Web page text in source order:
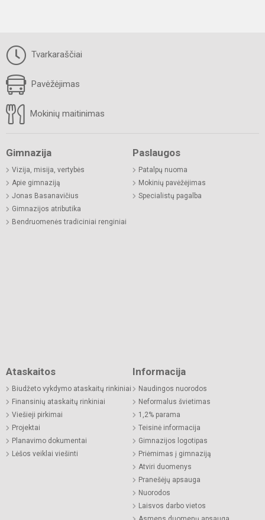
Tvarkaraščiai
Pavėžėjimas
Mokinių maitinimas
Gimnazija
Vizija, misija, vertybės
Apie gimnaziją
Jonas Basanavičius
Gimnazijos atributika
Bendruomenės tradiciniai renginiai
Paslaugos
Patalpų nuoma
Mokinių pavėžėjimas
Specialistų pagalba
Ataskaitos
Biudžeto vykdymo ataskaitų rinkiniai
Finansinių ataskaitų rinkiniai
Viešieji pirkimai
Projektai
Planavimo dokumentai
Lėšos veiklai viešinti
Informacija
Naudingos nuorodos
Neformalus švietimas
1,2% parama
Teisinė informacija
Gimnazijos logotipas
Priėmimas į gimnaziją
Atviri duomenys
Pranešėjų apsauga
Nuorodos
Laisvos darbo vietos